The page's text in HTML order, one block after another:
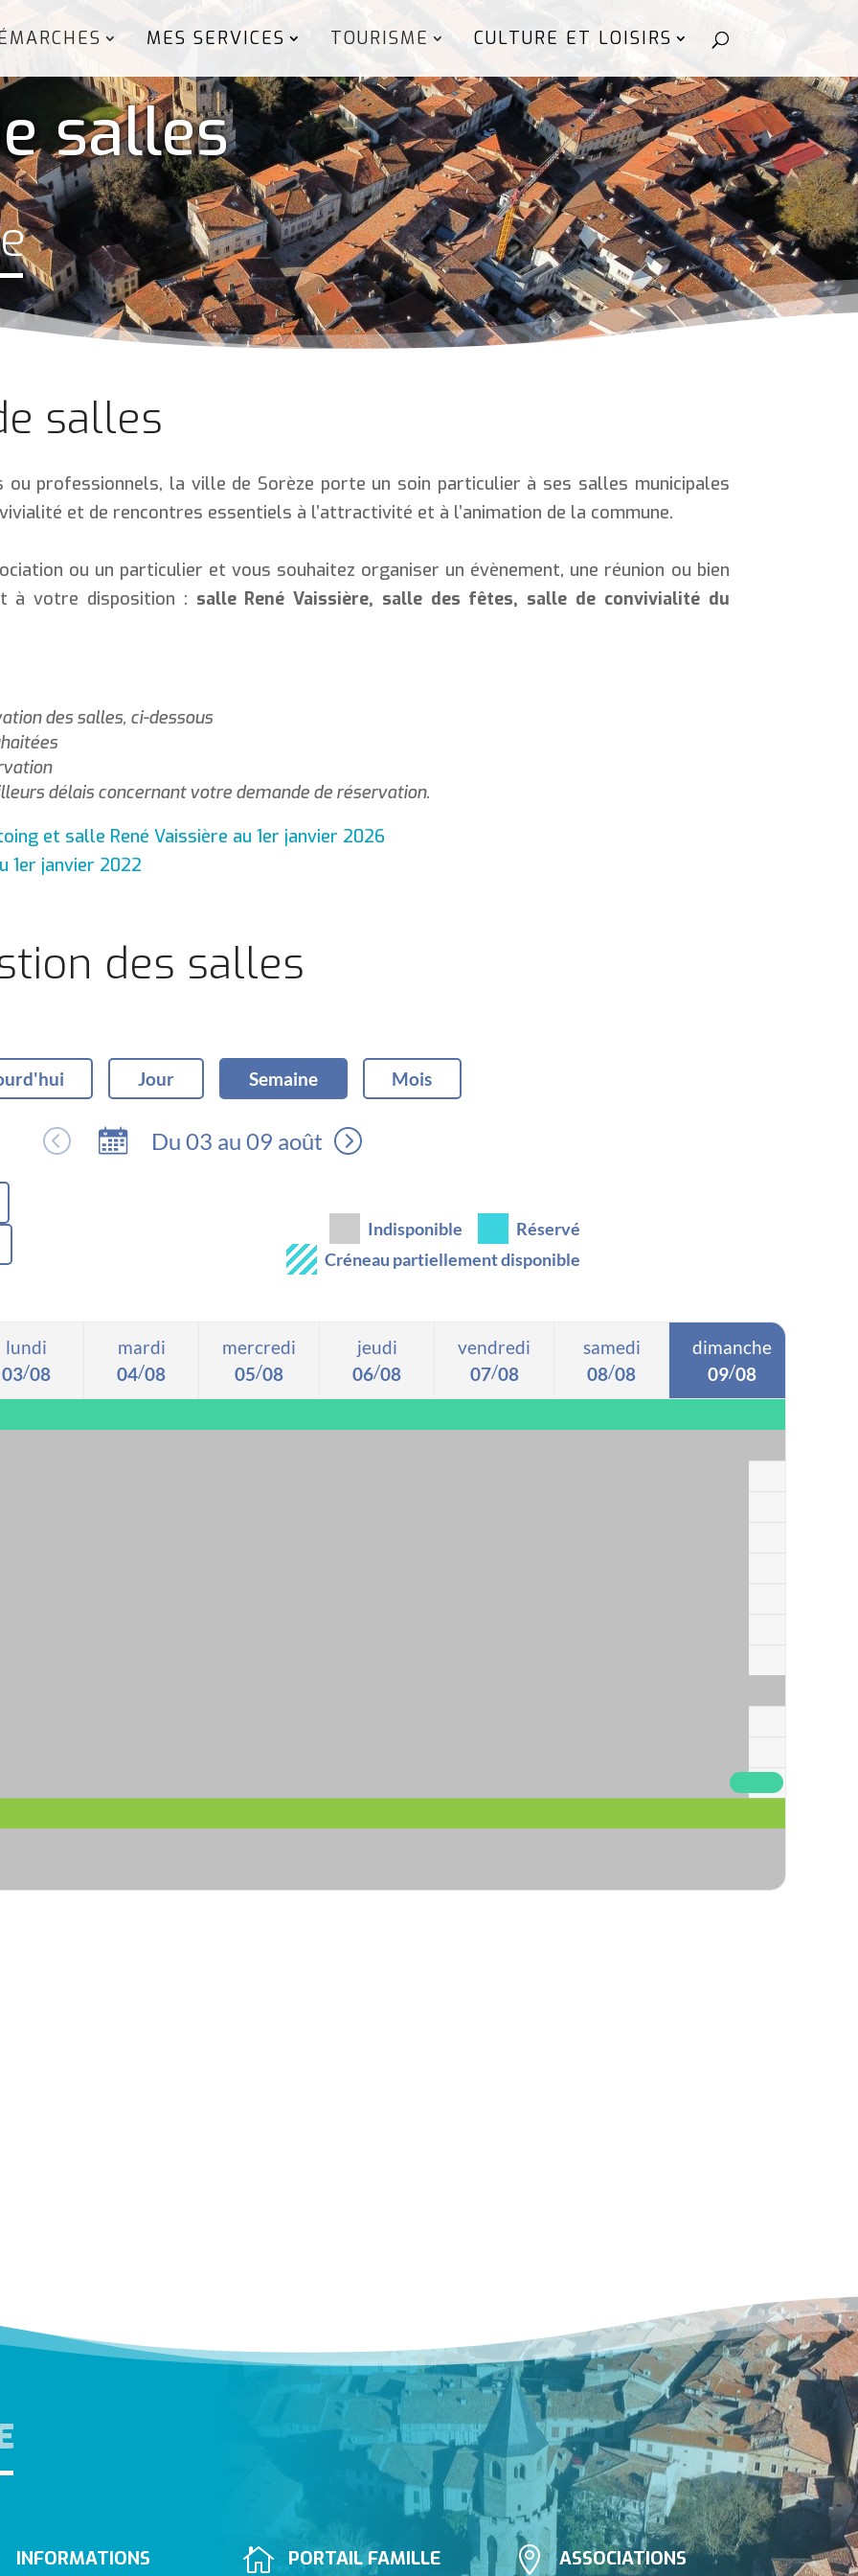
MES SERVICES TOURISME CULTURE ET LOISIRS
salles
salles
ou professionnels, la ville de Sorèze porte un soin particulier à ses salles municipales
et de rencontres essentiels à l’attractivité et à l’animation de la commune.
ou un particulier et vous souhaitez organiser un évènement, une réunion ou bien
à votre disposition : salle René Vaissière, salle des fêtes, salle de convivialité du
des salles, ci-dessous
délais concernant votre demande de réservation.
et salle René Vaissière au 1er janvier 2026
1er janvier 2022
des salles
Jour Semaine Mois
Du 03 au 09 août
Indisponible
Réservé
Créneau partiellement disponible
lundi
03/08
mardi
04/08
mercredi
05/08
jeudi
06/08
vendredi
07/08
samedi
08/08
dimanche
09/08
INFORMATIONS
 PORTAIL FAMILLE  ASSOCIATIONS